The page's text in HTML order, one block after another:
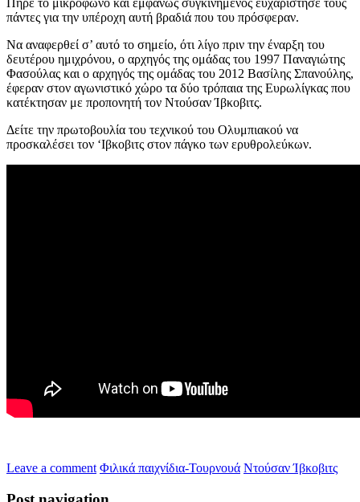
Πήρε το μικρόφωνο και εμφανώς συγκινημένος ευχαρίστησε τους
πάντες για την υπέροχη αυτή βραδιά που του πρόσφεραν.
Να αναφερθεί σ’ αυτό το σημείο, ότι λίγο πριν την έναρξη του
δευτέρου ημιχρόνου, ο αρχηγός της ομάδας του 1997 Παναγιώτης
Φασούλας και ο αρχηγός της ομάδας του 2012 Βασίλης Σπανούλης,
έφεραν στον αγωνιστικό χώρο τα δύο τρόπαια της Ευρωλίγκας που
κατέκτησαν με προπονητή τον Ντούσαν Ίβκοβιτς.
Δείτε την πρωτοβουλία του τεχνικού του Ολυμπιακού να
προσκαλέσει τον ‘Ιβκοβιτς στον πάγκο των ερυθρολεύκων.
Leave a comment Φιλικά παιχνίδια-Τουρνουά Ντούσαν Ίβκοβιτς